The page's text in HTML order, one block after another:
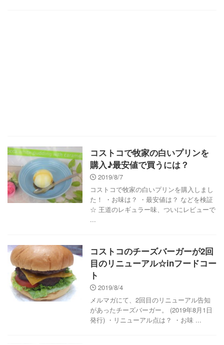
コストコで牧家の白いプリンを
購入♪最安値で買うには？
2019/8/7
コストコで牧家の白いプリンを購入しまし
た！ ・お味は？ ・最安値は？ などを検証
☆ 王道のレギュラー味、ついにレビューで
...
コストコのチーズバーガーが2回
目のリニューアル☆inフードコー
ト
2019/8/4
メルマガにて、2回目のリニューアル告知
があったチーズバーガー。 (2019年8月1日
発行) ・リニューアル点は？ ・お味 ...